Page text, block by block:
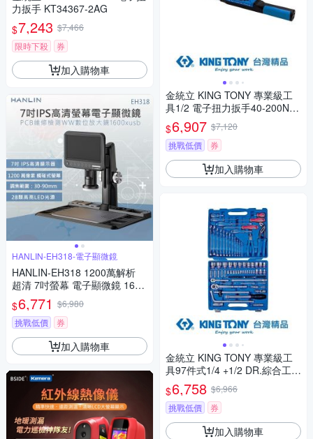
力扳手 KT34367-2AG
$7,243 $7,466
限時下殺
券
加入購物車
HANLIN-EH318-電子顯微鏡
HANLIN-EH318 1200萬解析
超清 7吋螢幕 電子顯微鏡 1600
倍 放大 3024P 晶片檢查 鏡維
修手機 電路板 鐘錶鑑定 錢幣鑑
定 精密物件檢測 放大
$6,771 $6,980
挑戰低價
券
加入購物車
金統立 KING TONY 專業級工
具1/2 電子扭力扳手40-200Nm
KT34467-1AG
$6,907 $7,120
挑戰低價
券
加入購物車
金統立 KING TONY 專業級工
具97件式1/4 +1/2 DR.綜合工具
組 KT7598MR
$6,758 $6,966
挑戰低價
券
加入購物車